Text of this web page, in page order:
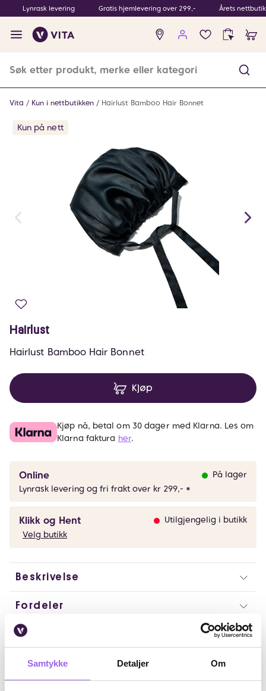
Samtykke Detaljer Om
Lynrask levering Gratis hjemlevering over 299,- Årets
Ingen
produkter
Vita Kun i nettbutikken Hairlust Bamboo Hair Bonnet
Kun på nett
Hairlust
Hairlust Bamboo Hair Bonnet
Kjøp
Kjøp nå, betal om 30 dager med Klarna. Les om
Klarna faktura her.
Online
På lager
Lynrask levering og fri frakt over kr 299,- *
Klikk og Hent
Utilgjengelig i butikk
Velg butikk
Beskrivelse
Fordeler
Artikkelnummer: 250407009
Omtaler
Andre har også kjøpt..